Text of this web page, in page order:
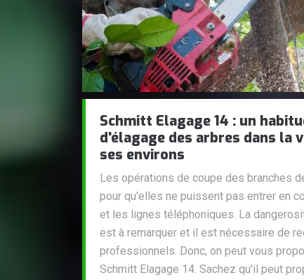
Schmitt Elagage 14 : un
d'élagage des arbres dans la
ses environs
Les opérations de coupe des branches
pour qu'elles ne puissent pas entrer en
et les lignes téléphoniques. La
est à remarquer et il est nécessaire de
professionnels. Donc, on peut vous
Schmitt Elagage 14. Sachez qu'il peut